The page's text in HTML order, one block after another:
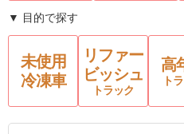
▼ 目的で探す
未使用
冷凍車
リファー
ビッシュ
トラック
高
ト